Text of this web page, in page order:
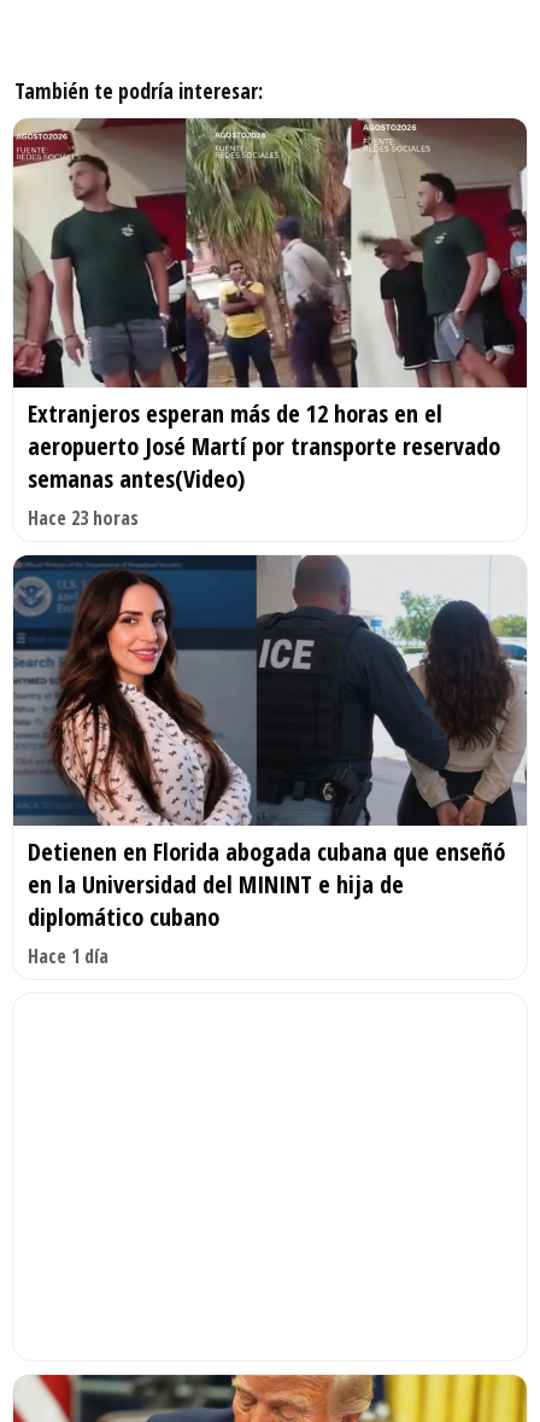
También te podría interesar:
Extranjeros esperan más de 12 horas en el
aeropuerto José Martí por transporte reservado
semanas antes(Video)
Hace 23 horas
Detienen en Florida abogada cubana que enseñó
en la Universidad del MININT e hija de
diplomático cubano
Hace 1 día